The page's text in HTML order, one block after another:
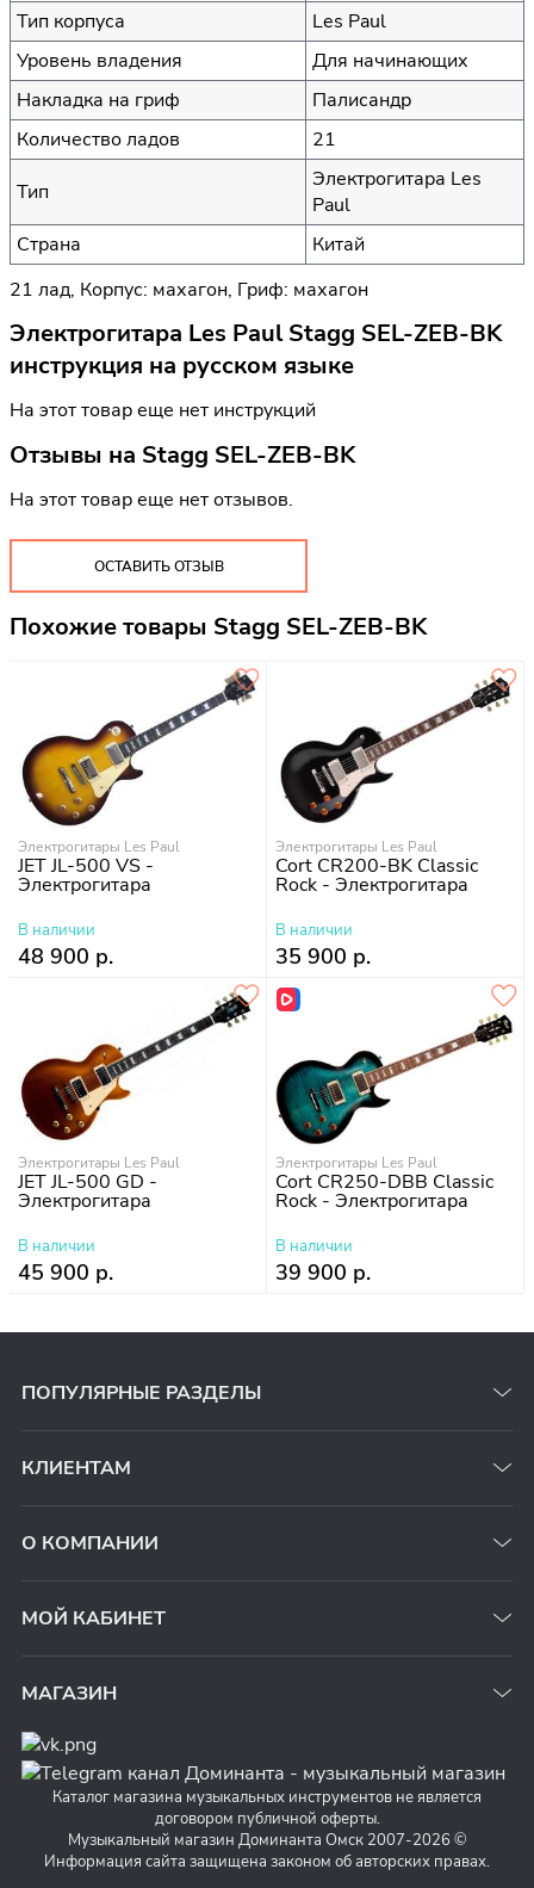
Тип корпуса
Les Paul
Уровень владения
Для начинающих
Накладка на гриф
Палисандр
Количество ладов
21
Тип
Электрогитара Les
Paul
Страна
Китай
21 лад, Корпус: махагон, Гриф: махагон
Электрогитара Les Paul Stagg SEL-ZEB-BK
инструкция на русском языке
На этот товар еще нет инструкций
Отзывы на Stagg SEL-ZEB-BK
На этот товар еще нет отзывов.
ОСТАВИТЬ ОТЗЫВ
Похожие товары Stagg SEL-ZEB-BK
Электрогитары Les Paul
JET JL-500 VS -
Электрогитара
В наличии
48 900 р.
Электрогитары Les Paul
Cort CR200-BK Classic
Rock - Электрогитара
В наличии
35 900 р.
Электрогитары Les Paul
JET JL-500 GD -
Электрогитара
В наличии
45 900 р.
Электрогитары Les Paul
Cort CR250-DBB Classic
Rock - Электрогитара
В наличии
39 900 р.
ПОПУЛЯРНЫЕ РАЗДЕЛЫ
КЛИЕНТАМ
О КОМПАНИИ
МОЙ КАБИНЕТ
МАГАЗИН
Каталог магазина музыкальных инструментов не является
договором публичной оферты.
Музыкальный магазин Доминанта Омск 2007-2026 ©
Информация сайта защищена законом об авторских правах.